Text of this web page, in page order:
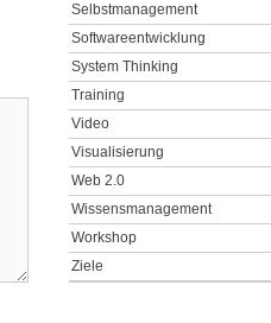
Selbstmanagement
Softwareentwicklung
System Thinking
Training
Video
Visualisierung
Web 2.0
Wissensmanagement
Workshop
Ziele